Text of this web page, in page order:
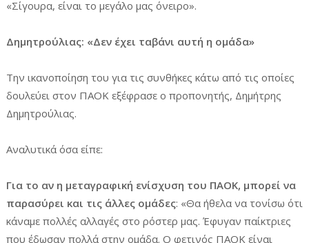
«Σίγουρα, είναι το μεγάλο μας όνειρο».
Δημητρούλιας: «Δεν έχει ταβάνι αυτή η ομάδα»
Την ικανοποίηση του για τις συνθήκες κάτω από τις οποίες
δουλεύει στον ΠΑΟΚ εξέφρασε ο προπονητής, Δημήτρης
Δημητρούλιας.
Αναλυτικά όσα είπε:
Για το αν η μεταγραφική ενίσχυση του ΠΑΟΚ, μπορεί να
παρασύρει και τις άλλες ομάδες: «Θα ήθελα να τονίσω ότι
κάναμε πολλές αλλαγές στο ρόστερ μας. Έφυγαν παίκτριες
που έδωσαν πολλά στην ομάδα. Ο φετινός ΠΑΟΚ είναι